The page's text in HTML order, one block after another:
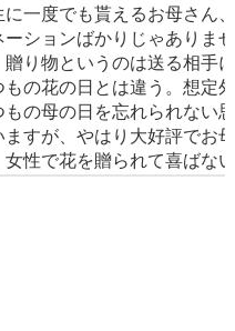
に一度でも貰えるお母さん
ーションばかりじゃありま
贈り物というのは送る相手
もの花の日とは違う。想定
もの母の日を忘れられない
ますが、やはり大好評でお
女性で花を贈られて喜ばな